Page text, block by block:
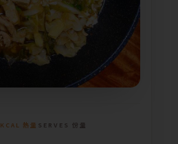
KCAL 熱量 SERVES 份量